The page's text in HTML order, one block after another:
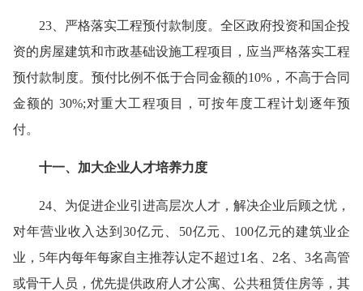
23、严格落实工程预付款制度。全区政府投资和国企投
资的房屋建筑和市政基础设施工程项目，应当严格落实工程
预付款制度。预付比例不低于合同金额的10%，不高于合同
金额的 30%;对重大工程项目，可按年度工程计划逐年预
付。
十一、加大企业人才培养力度
24、为促进企业引进高层次人才，解决企业后顾之忧，
对年营业收入达到30亿元、50亿元、100亿元的建筑业企
业，5年内每年每家自主推荐认定不超过1名、2名、3名高管
或骨干人员，优先提供政府人才公寓、公共租赁住房等，其